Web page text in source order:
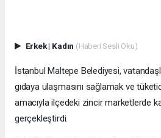
Erkek| Kadın (Haberi Sesli Oku)
İstanbul Maltepe Belediyesi,
gıdaya ulaşmasını sağlamak ve
amacıyla ilçedeki zincir marketlerde
gerçekleştirdi.